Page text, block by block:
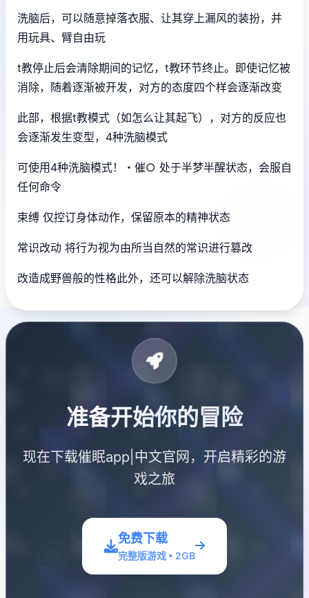
洗脑后，可以随意掉落衣服、让其穿上漏风的装扮，并
用玩具、臂自由玩
t教停止后会清除期间的记忆，t教环节终止。即使记忆被
消除，随着逐渐被开发，对方的态度四个样会逐渐改变
此部，根据t教模式（如怎么让其起飞），对方的反应也
会逐渐发生变型，4种洗脑模式
可使用4种洗脑模式！・催○ 处于半梦半醒状态，会服自
任何命令
束缚 仅控订身体动作，保留原本的精神状态
常识改动 将行为视为由所当自然的常识进行篡改
改造成野兽般的性格此外，还可以解除洗脑状态
准备开始你的冒险
现在下载催眠app|中文官网，开启精彩的游
戏之旅
免费下载
完整版游戏 • 2GB